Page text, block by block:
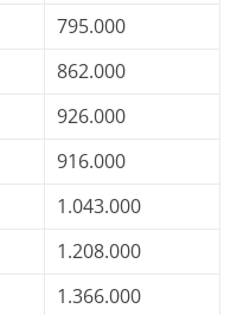
795.000
862.000
926.000
916.000
1.043.000
1.208.000
1.366.000